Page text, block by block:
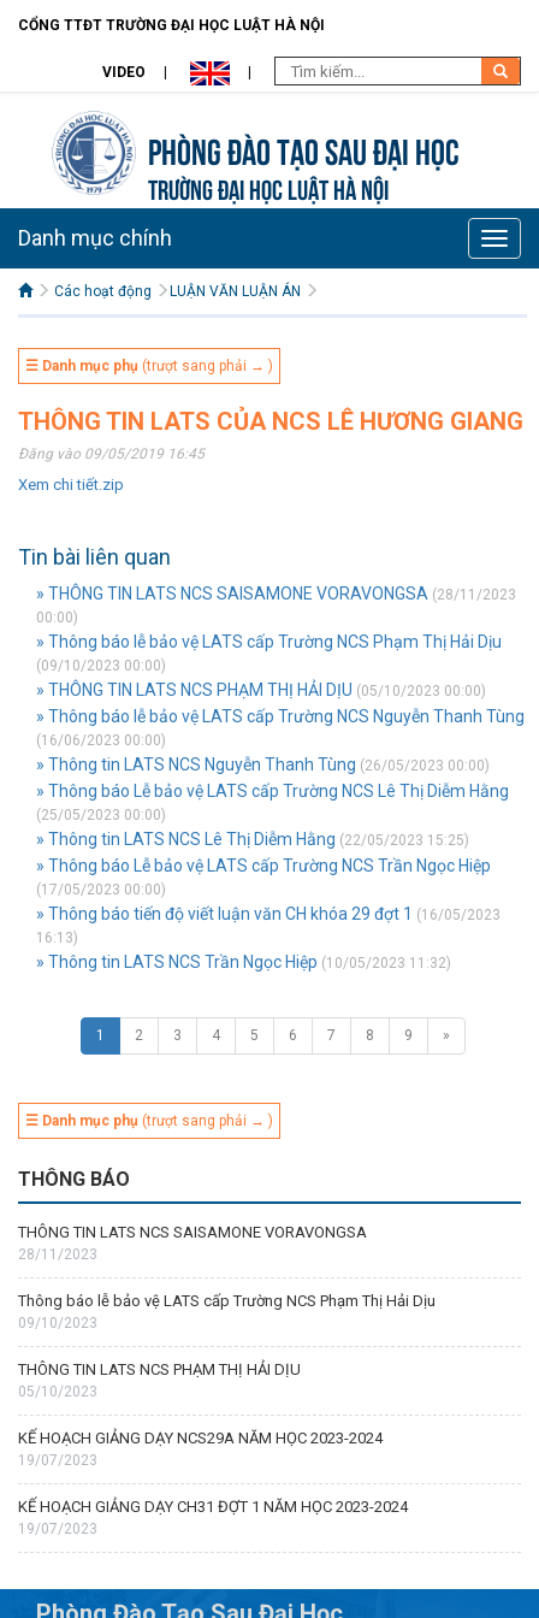
CỔNG TTĐT TRƯỜNG ĐẠI HỌC LUẬT HÀ NỘI
VIDEO
Phòng Đào tạo Sau đại học
TRƯỜNG ĐẠI HỌC LUẬT HÀ NỘI
Toggle
Danh mục chính
Các hoạt động LUẬN VĂN LUẬN ÁN
☰ Danh mục phụ (trượt sang phải → )
THÔNG TIN LATS CỦA NCS LÊ HƯƠNG GIANG
Đăng vào 09/05/2019 16:45
Xem chi tiết.zip
Tin bài liên quan
» THÔNG TIN LATS NCS SAISAMONE VORAVONGSA (28/11/2023
00:00)
» Thông báo lễ bảo vệ LATS cấp Trường NCS Phạm Thị Hải Dịu
(09/10/2023 00:00)
» THÔNG TIN LATS NCS PHẠM THỊ HẢI DỊU (05/10/2023 00:00)
» Thông báo lễ bảo vệ LATS cấp Trường NCS Nguyễn Thanh Tùng
(16/06/2023 00:00)
» Thông tin LATS NCS Nguyễn Thanh Tùng (26/05/2023 00:00)
» Thông báo Lễ bảo vệ LATS cấp Trường NCS Lê Thị Diễm Hằng
(25/05/2023 00:00)
» Thông tin LATS NCS Lê Thị Diễm Hằng (22/05/2023 15:25)
» Thông báo Lễ bảo vệ LATS cấp Trường NCS Trần Ngọc Hiệp
(17/05/2023 00:00)
» Thông báo tiến độ viết luận văn CH khóa 29 đợt 1 (16/05/2023
16:13)
» Thông tin LATS NCS Trần Ngọc Hiệp (10/05/2023 11:32)
1 2 3 4 5 6 7 8 9 »
☰ Danh mục phụ (trượt sang phải → )
THÔNG BÁO
THÔNG TIN LATS NCS SAISAMONE VORAVONGSA
28/11/2023
Thông báo lễ bảo vệ LATS cấp Trường NCS Phạm Thị Hải Dịu
09/10/2023
THÔNG TIN LATS NCS PHẠM THỊ HẢI DỊU
05/10/2023
KẾ HOẠCH GIẢNG DẠY NCS29A NĂM HỌC 2023-2024
19/07/2023
KẾ HOẠCH GIẢNG DẠY CH31 ĐỢT 1 NĂM HỌC 2023-2024
19/07/2023